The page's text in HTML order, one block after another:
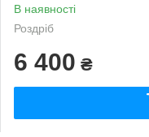
В наявності
Роздріб
6 400 ₴